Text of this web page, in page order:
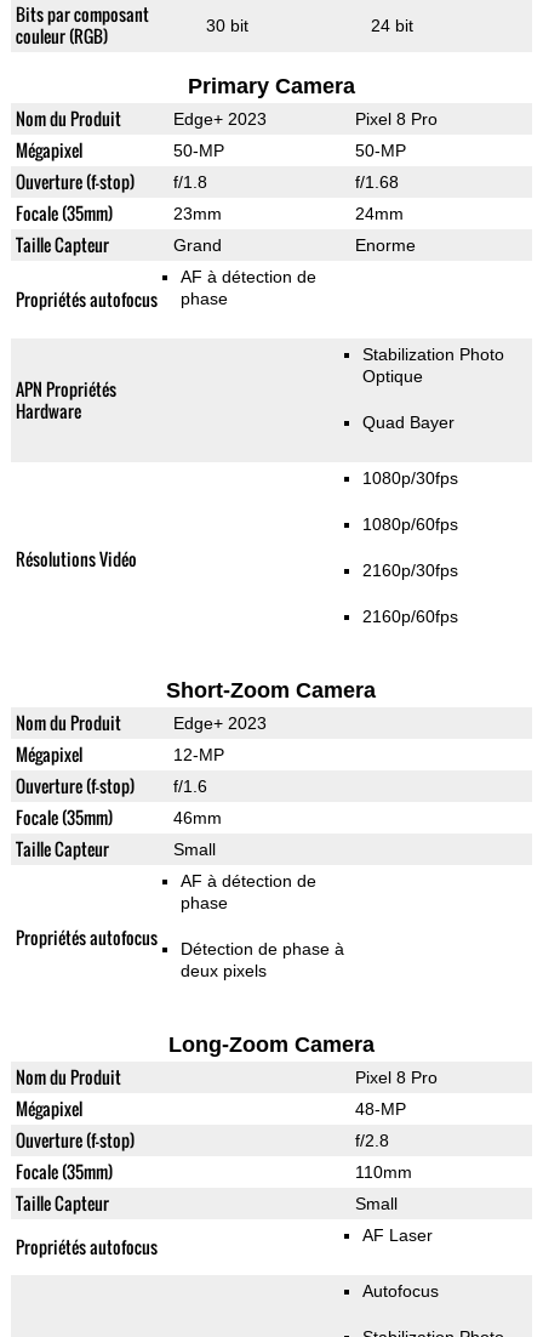
Bits par composant
couleur (RGB)
30 bit 24 bit
Primary Camera
Nom du Produit Edge+ 2023 Pixel 8 Pro
Mégapixel 50-MP 50-MP
Ouverture (f-stop) f/1.8 f/1.68
Focale (35mm) 23mm 24mm
Taille Capteur Grand Enorme
Propriétés autofocus
AF à détection de
phase
APN Propriétés
Hardware
Stabilization Photo
Optique
Quad Bayer
Résolutions Vidéo
1080p/30fps
1080p/60fps
2160p/30fps
2160p/60fps
Short-Zoom Camera
Nom du Produit Edge+ 2023
Mégapixel 12-MP
Ouverture (f-stop) f/1.6
Focale (35mm) 46mm
Taille Capteur Small
Propriétés autofocus
AF à détection de
phase
Détection de phase à
deux pixels
Long-Zoom Camera
Nom du Produit Pixel 8 Pro
Mégapixel 48-MP
Ouverture (f-stop) f/2.8
Focale (35mm) 110mm
Taille Capteur Small
Propriétés autofocus AF Laser
Autofocus